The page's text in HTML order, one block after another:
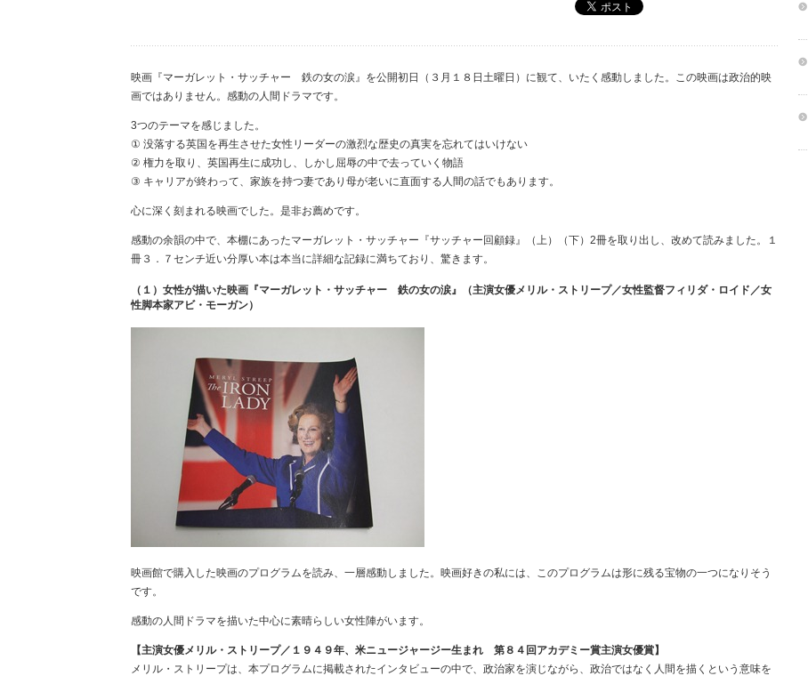
映画『マーガレット・サッチャー 鉄の女の涙』を公開初日（３月１８日土曜日）に観て、いたく感動しました。この映画は政治的映
画ではありません。感動の人間ドラマです。
3つのテーマを感じました。
① 没落する英国を再生させた女性リーダーの激烈な歴史の真実を忘れてはいけない
② 権力を取り、英国再生に成功し、しかし屈辱の中で去っていく物語
③ キャリアが終わって、家族を持つ妻であり母が老いに直面する人間の話でもあります。
心に深く刻まれる映画でした。是非お薦めです。
感動の余韻の中で、本棚にあったマーガレット・サッチャー『サッチャー回顧録』（上）（下）2冊を取り出し、改めて読みました。１
冊３．７センチ近い分厚い本は本当に詳細な記録に満ちており、驚きます。
（１）女性が描いた映画『マーガレット・サッチャー 鉄の女の涙』（主演女優メリル・ストリープ／女性監督フィリダ・ロイド／女
性脚本家アビ・モーガン）
映画館で購入した映画のプログラムを読み、一層感動しました。映画好きの私には、このプログラムは形に残る宝物の一つになりそう
です。
感動の人間ドラマを描いた中心に素晴らしい女性陣がいます。
【主演女優メリル・ストリープ／１９４９年、米ニュージャージー生まれ 第８４回アカデミー賞主演女優賞】
メリル・ストリープは、本プログラムに掲載されたインタビューの中で、政治家を演じながら、政治ではなく人間を描くという意味を